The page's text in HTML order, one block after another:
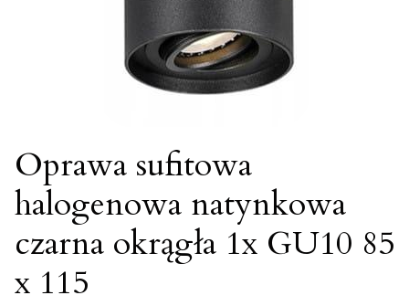
Oprawa sufitowa
halogenowa natynkowa
czarna okrągła 1x GU10 85
x 115